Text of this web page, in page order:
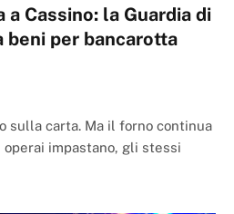
Cassino: la Guardia di
beni per bancarotta
sulla carta. Ma il forno continua
impastano, gli stessi